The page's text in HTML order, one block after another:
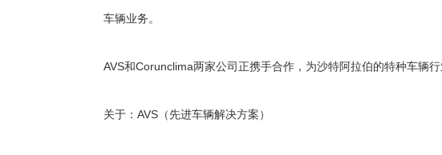
车辆业务。
AVS和Corunclima两家公司正携手合作，为沙特阿拉伯的特种车辆行
关于：AVS（先进车辆解决方案）